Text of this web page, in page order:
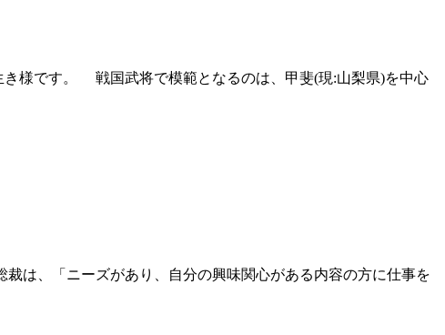
様です。 戦国武将で模範となるのは、甲斐(現:山梨県)を中心
は、「ニーズがあり、自分の興味関心がある内容の方に仕事を